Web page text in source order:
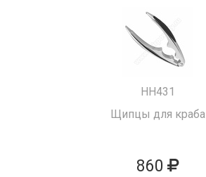
HH431
Щипцы для краба
860